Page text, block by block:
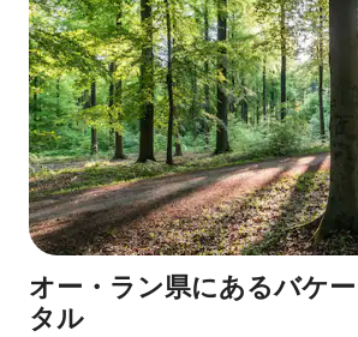
オー・ラン県にあるバケ
タル